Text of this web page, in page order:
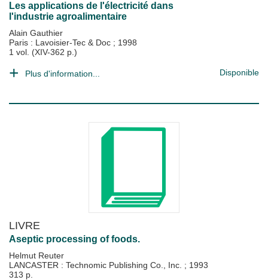
Les applications de l'électricité dans
l'industrie agroalimentaire
Alain Gauthier
Paris : Lavoisier-Tec & Doc ; 1998
1 vol. (XIV-362 p.)
Plus d'information... Disponible
LIVRE
Aseptic processing of foods.
Helmut Reuter
LANCASTER : Technomic Publishing Co., Inc. ; 1993
313 p.